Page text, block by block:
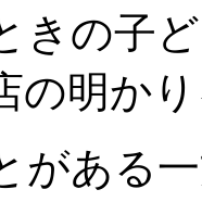
きの子
の明か
がある